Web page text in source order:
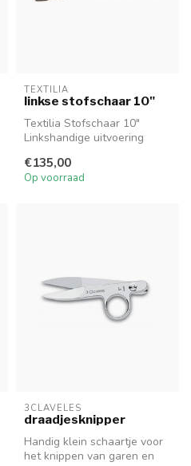
TEXTILIA
linkse stofschaar 10"
Textilia Stofschaar 10"
Linkshandige uitvoering
€135,00
Op voorraad
3CLAVELES
draadjesknipper
Handig klein schaartje voor
het knippen van garen en